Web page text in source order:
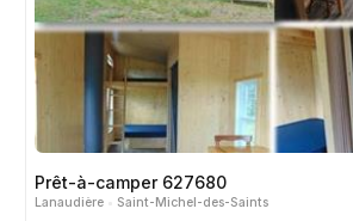
Prêt-à-camper 627680
Lanaudière
Saint-Michel-des-Saints